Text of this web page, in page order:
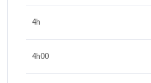
4h
4h00